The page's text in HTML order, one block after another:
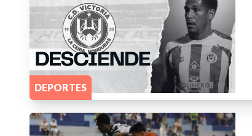
DEPORTES